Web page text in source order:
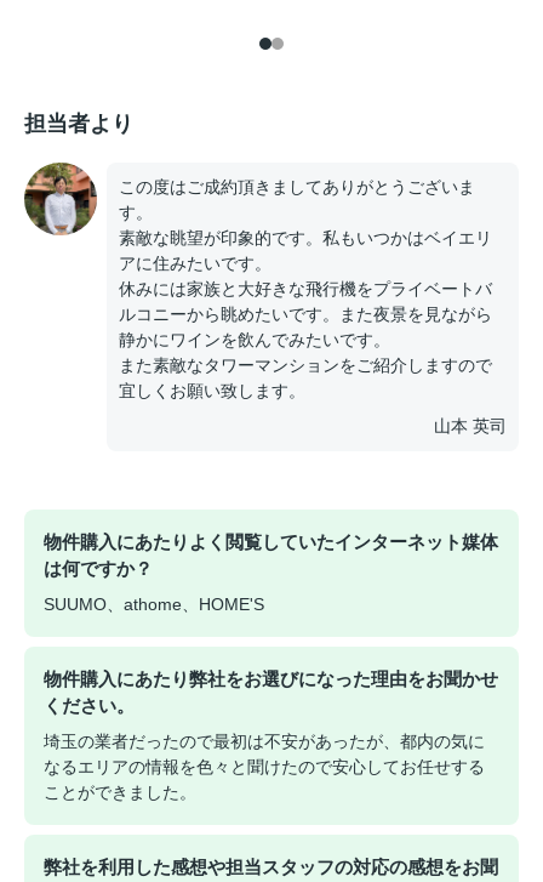
担当者より
この度はご成約頂きましてありがとうございま
す。
素敵な眺望が印象的です。私もいつかはベイエリ
アに住みたいです。
休みには家族と大好きな飛行機をプライベートバ
ルコニーから眺めたいです。また夜景を見ながら
静かにワインを飲んでみたいです。
また素敵なタワーマンションをご紹介しますので
宜しくお願い致します。
山本 英司
物件購入にあたりよく閲覧していたインターネット媒体
は何ですか？
SUUMO、athome、HOME'S
物件購入にあたり弊社をお選びになった理由をお聞かせ
ください。
埼玉の業者だったので最初は不安があったが、都内の気に
なるエリアの情報を色々と聞けたので安心してお任せする
ことができました。
弊社を利用した感想や担当スタッフの対応の感想をお聞